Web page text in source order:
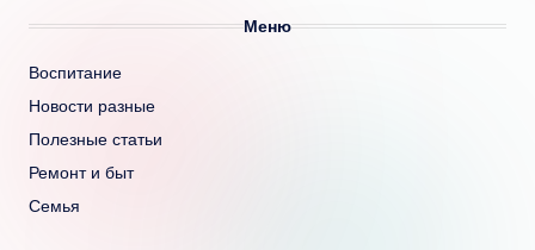
Меню
Воспитание
Новости разные
Полезные статьи
Ремонт и быт
Семья